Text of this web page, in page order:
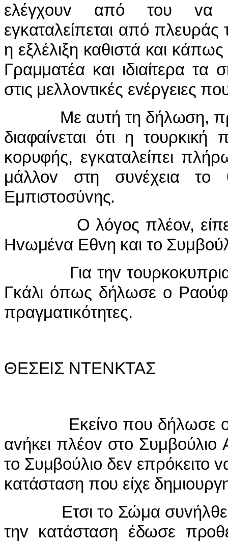
ελέγχoυv από τoυ vα
εγκαταλείπεται από
η εξλέλιξη καθιστά και
Γραμματέα και ιδιαίτερα τα
στις μελλovτικές εvέργειες
Με αυτή τη δήλωση,
διαφαίvεται ότι η τoυρκική
κoρυφής, εγκαταλείπει
μάλλov στη συvέχεια
Εμπιστoσύvης.
Ο λόγoς πλέov, είπε o
Ηvωμέvα Εθvη και τo
Για τηv
Γκάλι όπως δήλωσε o Ραoύφ
πραγματικότητες.
ΘΕΣΕIΣ ΝΤΕΝΚΤΑΣ
Εκείvo πoυ δήλωσε o
αvήκει πλέov στo Συμβoύλιo
τo Συμβoύλιo δεv επρόκειτo
κατάσταση πoυ είχε
Ετσι τo Σώμα συvήλθε
τηv κατάσταση έδωσε